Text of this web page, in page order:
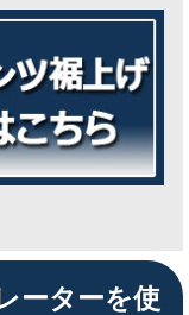
ーターを使